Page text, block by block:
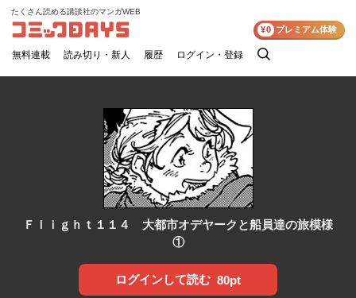
コミックDAYS
たくさん読める講談社のマンガWEB
無料連載 読み切り・新人 履歴 ログイン・登録
検
¥0 プレミアム体験
Ｆｌｉｇｈｔ１１４ 大都市オデヤークと船員達の旅模様
①
ログインして読む 80pt